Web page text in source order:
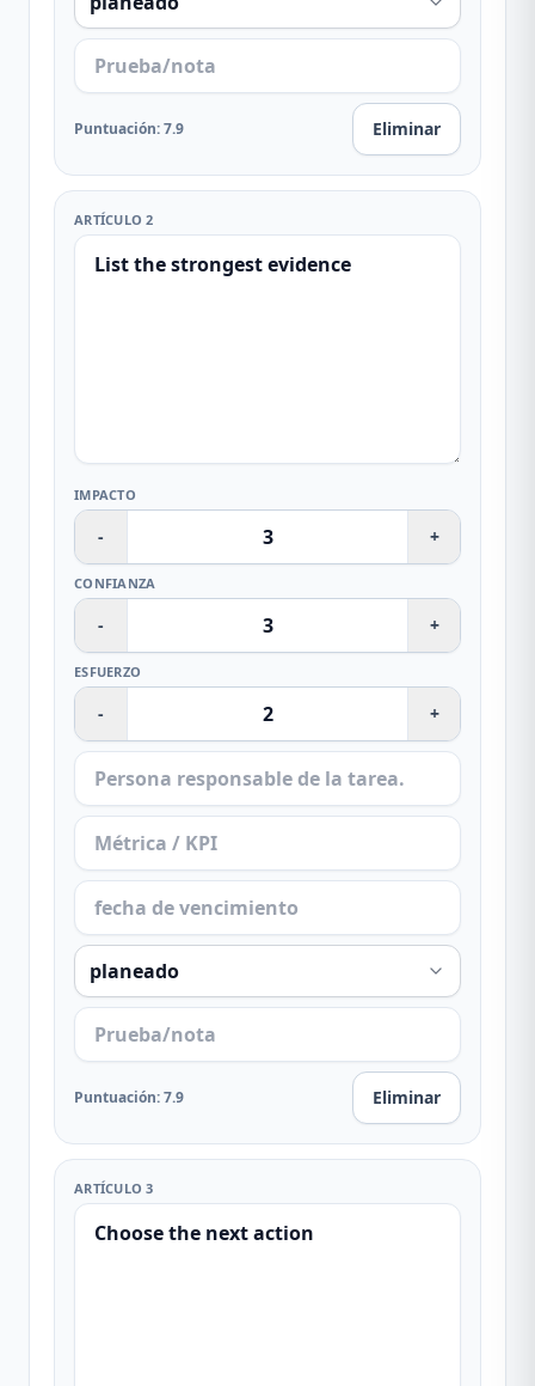
Puntuación:7.9 Eliminar
ARTÍCULO 2
IMPACTO
- +
CONFIANZA
- +
ESFUERZO
- +
Puntuación:7.9 Eliminar
ARTÍCULO 3